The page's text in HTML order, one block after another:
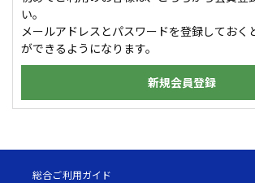
い。
メールアドレスとパスワードを登録しておく
ができるようになります。
新規会員登録
総合ご利用ガイド